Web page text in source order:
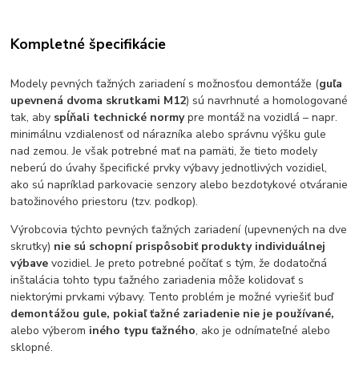
Kompletné špecifikácie
Modely pevných ťažných zariadení s možnosťou demontáže (guľa
upevnená dvoma skrutkami M12) sú navrhnuté a homologované
tak, aby spĺňali technické normypre montáž na vozidlá – napr.
minimálnu vzdialenosť od nárazníka alebo správnu výšku gule
nad zemou. Je však potrebné mať na pamäti, že tieto modely
neberú do úvahy špecifické prvky výbavy jednotlivých vozidiel,
ako sú napríklad parkovacie senzory alebo bezdotykové otváranie
batožinového priestoru (tzv. podkop).
Výrobcovia týchto pevných ťažných zariadení (upevnených na dve
skrutky) nie sú schopní prispôsobiť produkty individuálnej
výbavevozidiel. Je preto potrebné počítať s tým, že dodatočná
inštalácia tohto typu ťažného zariadenia môže kolidovať s
niektorými prvkami výbavy. Tento problém je možné vyriešiť buď
demontážou gule, pokiaľ ťažné zariadenie nie je používané,
alebo výberom iného typu ťažného, ako je odnímateľné alebo
sklopné.